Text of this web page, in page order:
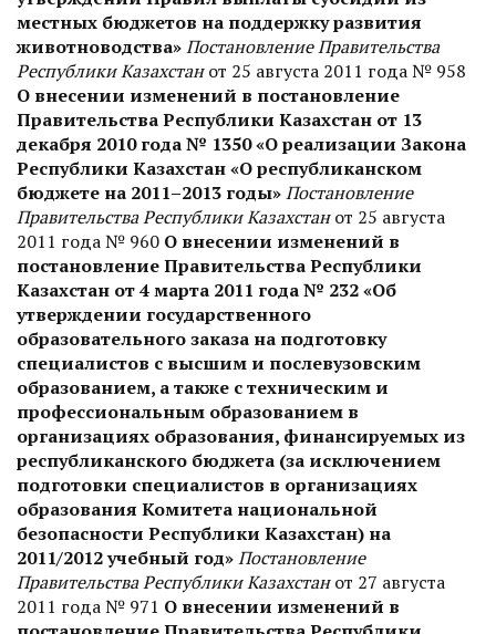
местных бюджетов на поддержку развития
животноводства»Постановление Правительства
Республики Казахстанот 25 августа 2011 года № 958
О внесении изменений в постановление
Правительства Республики Казахстан от 13
декабря 2010 года № 1350 «О реализации Закона
Республики Казахстан «О республиканском
бюджете на 2011–2013 годы»Постановление
Правительства Республики Казахстанот 25 августа
2011 года № 960 О внесении изменений в
постановление Правительства Республики
Казахстан от 4 марта 2011 года № 232 «Об
утверждении государственного
образовательного заказа на подготовку
специалистов с высшим и послевузовским
образованием, а также с техническим и
профессиональным образованием в
организациях образования, финансируемых из
республиканского бюджета (за исключением
подготовки специалистов в организациях
образования Комитета национальной
безопасности Республики Казахстан) на
2011/2012 учебный год»Постановление
Правительства Республики Казахстанот 27 августа
2011 года № 971 О внесении изменений в